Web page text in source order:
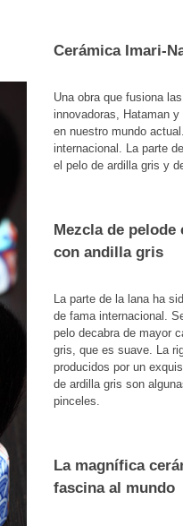
Cerámica Imari-
Una obra que fusiona
innovadoras, Hataman
en nuestro mundo
internacional. La parte
el pelo de ardilla gris y
Mezcla de
con andilla gris
La parte de la lana ha
de fama internacional.
pelo decabra de mayor
gris, que es suave. La
producidos por un
de ardilla gris son
pinceles.
La magnífica
fascina al mundo